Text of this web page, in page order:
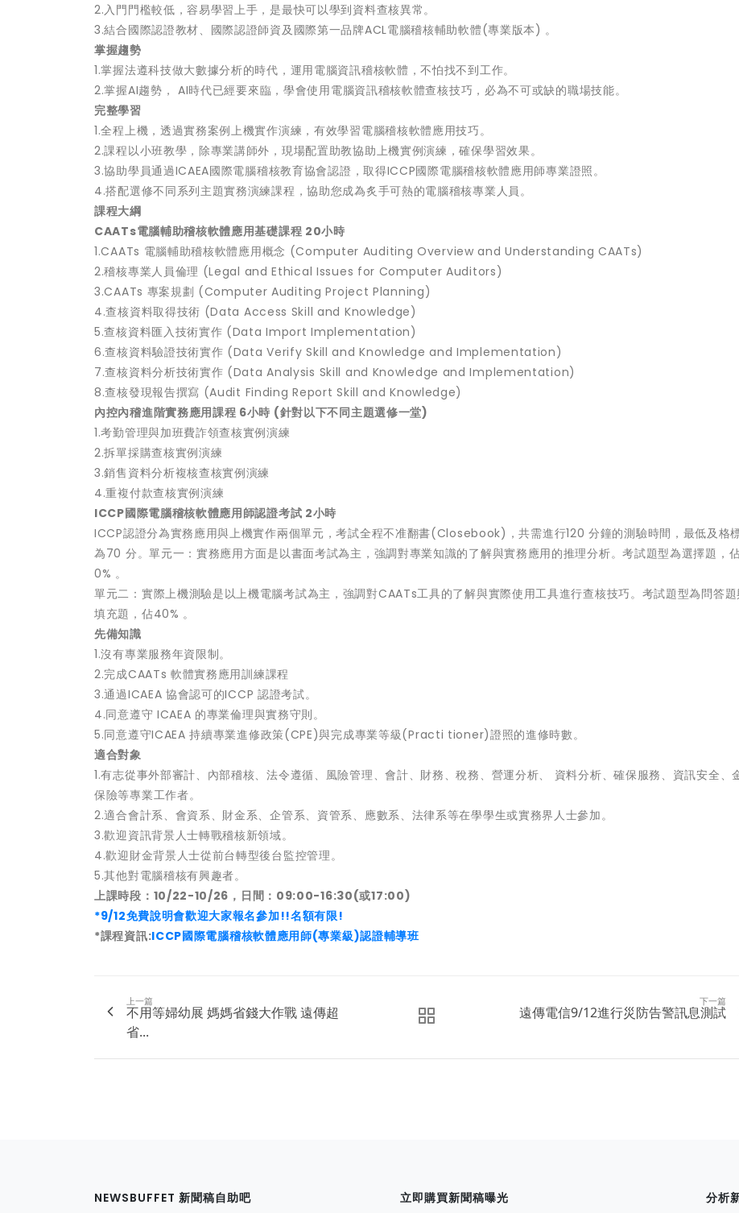
2.入門門檻較低，容易學習上手，是最快可以學到資料查核異常。
3.結合國際認證教材、國際認證師資及國際第一品牌ACL電腦稽核輔助軟體(專業版本) 。
掌握趨勢
1.掌握法遵科技做大數據分析的時代，運用電腦資訊稽核軟體，不怕找不到工作。
2.掌握AI趨勢， AI時代已經要來臨，學會使用電腦資訊稽核軟體查核技巧，必為不可或缺的職場技能。
完整學習
1.全程上機，透過實務案例上機實作演練，有效學習電腦稽核軟體應用技巧。
2.課程以小班教學，除專業講師外，現場配置助教協助上機實例演練，確保學習效果。
3.協助學員通過ICAEA國際電腦稽核教育協會認證，取得ICCP國際電腦稽核軟體應用師專業證照。
4.搭配選修不同系列主題實務演練課程，協助您成為炙手可熱的電腦稽核專業人員。
課程大綱
CAATs電腦輔助稽核軟體應用基礎課程 20小時
1.CAATs 電腦輔助稽核軟體應用概念 (Computer Auditing Overview and Understanding CAATs)
2.稽核專業人員倫理 (Legal and Ethical Issues for Computer Auditors)
3.CAATs 專案規劃 (Computer Auditing Project Planning)
4.查核資料取得技術 (Data Access Skill and Knowledge)
5.查核資料匯入技術實作 (Data Import Implementation)
6.查核資料驗證技術實作 (Data Verify Skill and Knowledge and Implementation)
7.查核資料分析技術實作 (Data Analysis Skill and Knowledge and Implementation)
8.查核發現報告撰寫 (Audit Finding Report Skill and Knowledge)
內控內稽進階實務應用課程 6小時 (針對以下不同主題選修一堂)
1.考勤管理與加班費詐領查核實例演練
2.拆單採購查核實例演練
3.銷售資料分析複核查核實例演練
4.重複付款查核實例演練
ICCP國際電腦稽核軟體應用師認證考試 2小時
ICCP認證分為實務應用與上機實作兩個單元，考試全程不准翻書(Closebook)，共需進行120 分鐘的測驗時間，最低及格
為70 分。單元一：實務應用方面是以書面考試為主，強調對專業知識的了解與實務應用的推理分析。考試題型為選擇題，
0% 。
單元二：實際上機測驗是以上機電腦考試為主，強調對CAATs工具的了解與實際使用工具進行查核技巧。考試題型為問答題
填充題，佔40% 。
先備知識
1.沒有專業服務年資限制。
2.完成CAATs 軟體實務應用訓練課程
3.通過ICAEA 協會認可的ICCP 認證考試。
4.同意遵守 ICAEA 的專業倫理與實務守則。
5.同意遵守ICAEA 持續專業進修政策(CPE)與完成專業等級(Practi tioner)證照的進修時數。
適合對象
1.有志從事外部審計、內部稽核、法令遵循、風險管理、會計、財務、稅務、營運分析、 資料分析、確保服務、資訊安全、
保險等專業工作者。
2.適合會計系、會資系、財金系、企管系、資管系、應數系、法律系等在學學生或實務界人士參加。
3.歡迎資訊背景人士轉戰稽核新領域。
4.歡迎財金背景人士從前台轉型後台監控管理。
5.其他對電腦稽核有興趣者。
上課時段：10/22-10/26，日間：09:00-16:30(或17:00)
*9/12免費說明會歡迎大家報名參加!!名額有限!
*課程資訊:ICCP國際電腦稽核軟體應用師(專業級)認證輔導班
上一篇
不用等婦幼展 媽媽省錢大作戰 遠傳超
省...
下一篇
遠傳電信9/12進行災防告警訊息測試
NEWSBUFFET 新聞稿自助吧 立即購買新聞稿曝光 分析